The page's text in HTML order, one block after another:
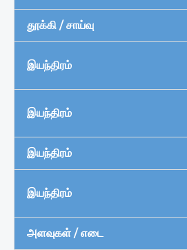
தூக்கி / சாய்வு
இயந்திரம்
இயந்திரம்
இயந்திரம்
இயந்திரம்
அளவுகள் / எடை